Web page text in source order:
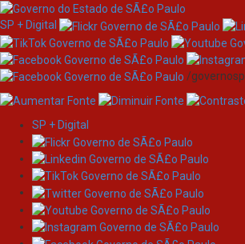
Skip
navigation
SP + Digital
/governosp
SP + Digital
Search